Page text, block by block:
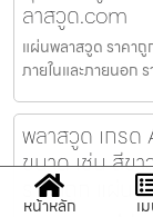
ลาสวูด.com
แผ่นพลาสวูด ราคา
ภายในและภายนอก
พลาสวูด เกร
ขนาด เช่น สีข
ราคาถูก แผ่น
หน้าหลัก เ